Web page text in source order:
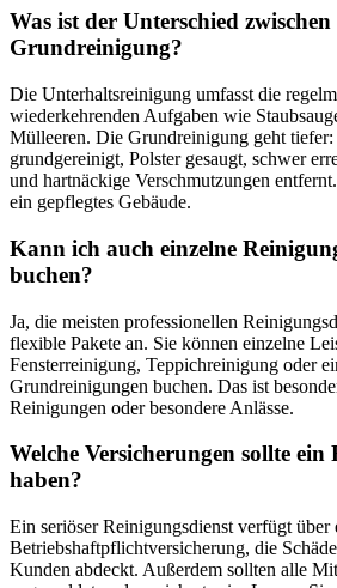
Was ist der Unterschied
Grundreinigung?
Die Unterhaltsreinigung umfasst die
wiederkehrenden Aufgaben wie
Mülleeren. Die Grundreinigung geht
grundgereinigt, Polster gesaugt, schwer
und hartnäckige Verschmutzungen
ein gepflegtes Gebäude.
Kann ich auch einzelne
buchen?
Ja, die meisten professionellen
flexible Pakete an. Sie können einzelne
Fensterreinigung, Teppichreinigung oder
Grundreinigungen buchen. Das ist
Reinigungen oder besondere Anlässe.
Welche Versicherungen sollte ein
haben?
Ein seriöser Reinigungsdienst verfügt über
Betriebshaftpflichtversicherung, die
Kunden abdeckt. Außerdem sollten alle